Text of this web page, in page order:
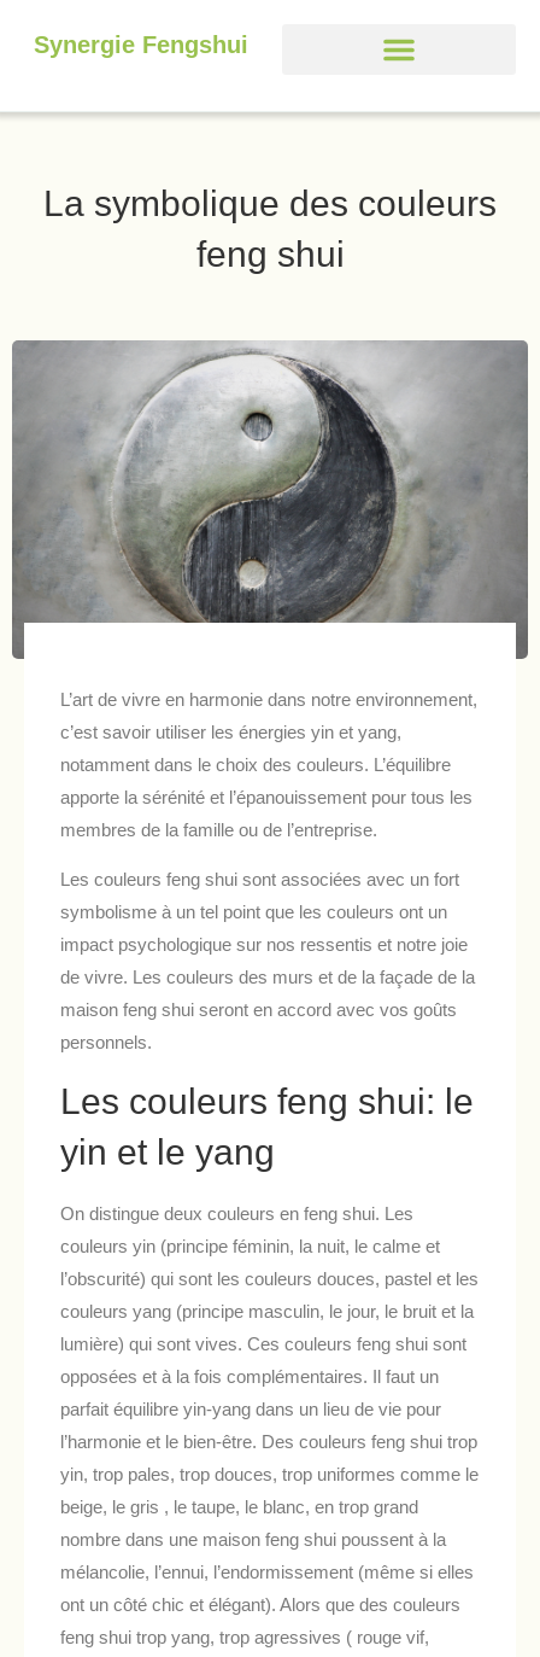
Synergie Fengshui
La symbolique des couleurs
feng shui
L’art de vivre en harmonie dans notre environnement,
c’est savoir utiliser les énergies yin et yang,
notamment dans le choix des couleurs. L’équilibre
apporte la sérénité et l’épanouissement pour tous les
membres de la famille ou de l’entreprise.
Les couleurs feng shui sont associées avec un fort
symbolisme à un tel point que les couleurs ont un
impact psychologique sur nos ressentis et notre joie
de vivre. Les couleurs des murs et de la façade de la
maison feng shui seront en accord avec vos goûts
personnels.
Les couleurs feng shui: le
yin et le yang
On distingue deux couleurs en feng shui. Les
couleurs yin (principe féminin, la nuit, le calme et
l’obscurité) qui sont les couleurs douces, pastel et les
couleurs yang (principe masculin, le jour, le bruit et la
lumière) qui sont vives. Ces couleurs feng shui sont
opposées et à la fois complémentaires. Il faut un
parfait équilibre yin-yang dans un lieu de vie pour
l’harmonie et le bien-être. Des couleurs feng shui trop
yin, trop pales, trop douces, trop uniformes comme le
beige, le gris , le taupe, le blanc, en trop grand
nombre dans une maison feng shui poussent à la
mélancolie, l’ennui, l’endormissement (même si elles
ont un côté chic et élégant). Alors que des couleurs
feng shui trop yang, trop agressives ( rouge vif,